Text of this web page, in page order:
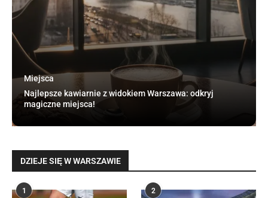
Miejsca
Najlepsze kawiarnie z widokiem Warszawa: odkryj
magiczne miejsca!
DZIEJE SIĘ W WARSZAWIE
1 2